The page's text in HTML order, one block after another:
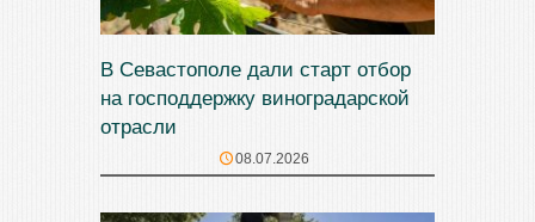
В Севастополе дали старт отбор
на господдержку виноградарской
отрасли
08.07.2026